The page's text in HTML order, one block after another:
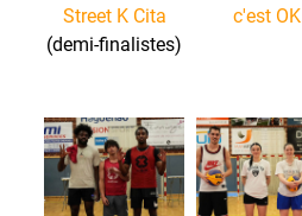
Street K Cita
(demi-finalistes)
c'est OK